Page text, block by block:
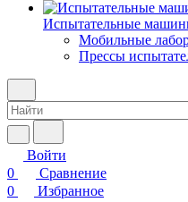
Испытательные
Мобильные
Прессы
Войти
0
Сравнение
0
Избранное